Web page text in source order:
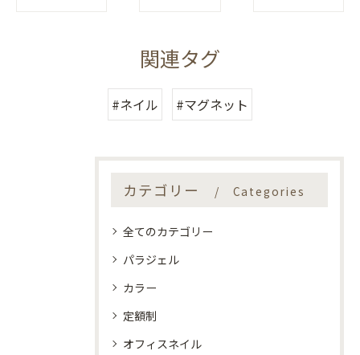
関連タグ
#ネイル #マグネット
カテゴリー Categories
全てのカテゴリー
パラジェル
カラー
定額制
オフィスネイル